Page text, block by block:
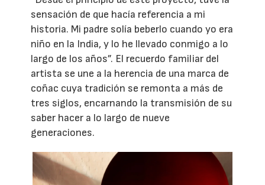
sensación de que hacía referencia a mi
historia. Mi padre solía beberlo cuando yo era
niño en la India, y lo he llevado conmigo a lo
largo de los años”. El recuerdo familiar del
artista se une a la herencia de una marca de
coñac cuya tradición se remonta a más de
tres siglos, encarnando la transmisión de su
saber hacer a lo largo de nueve
generaciones.